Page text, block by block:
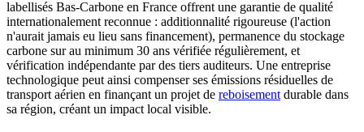
labellisés Bas-Carbone en France offrent une garantie de qualité
internationalement reconnue : additionnalité rigoureuse (l'action
n'aurait jamais eu lieu sans financement), permanence du stockage
carbone sur au minimum 30 ans vérifiée régulièrement, et
vérification indépendante par des tiers auditeurs. Une entreprise
technologique peut ainsi compenser ses émissions résiduelles de
transport aérien en finançant un projet de reboisement durable dans
sa région, créant un impact local visible.